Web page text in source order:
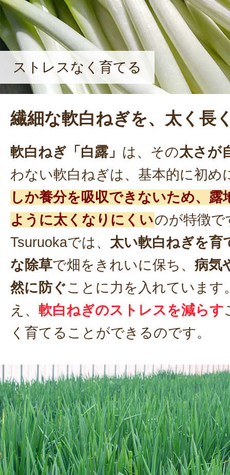
ストレスなく育てる
繊細な軟白ねぎを、太く長
軟白ねぎ「白露」 は、その太さが
わない軟白ねぎは、基本的に初め
しか養分を吸収できないため、露
ように太くなりにくいのが特徴で
Tsuruokaでは、 太い軟白ねぎを育
な除草で畑をきれいに保ち、 病気
然に防ぐことに力を入れています
え、 軟白ねぎのストレスを減らす
く育てることができるのです。